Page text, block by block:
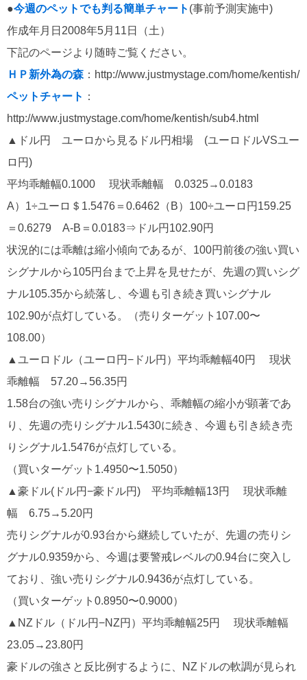
●今週のペットでも判る簡単チャート (事前予測実施中)
作成年月日2008年5月11日（土）
下記のページより随時ご覧ください。
ＨＰ新外為の森 ：http://www.justmystage.com/home/kentish/
ペットチャート ：
http://www.justmystage.com/home/kentish/sub4.html
▲ドル円 ユーロから見るドル円相場 (ユーロドルVSユー
ロ円)
平均乖離幅0.1000 現状乖離幅 0.0325→0.0183
A）1÷ユーロ＄1.5476＝0.6462（B）100÷ユーロ円159.25
＝0.6279 A-B＝0.0183⇒ドル円102.90円
状況的には乖離は縮小傾向であるが、100円前後の強い買い
シグナルから105円台まで上昇を見せたが、先週の買いシグ
ナル105.35から続落し、今週も引き続き買いシグナル
102.90が点灯している。（売りターゲット107.00〜
108.00）
▲ユーロドル（ユーロ円−ドル円）平均乖離幅40円 現状
乖離幅 57.20→56.35円
1.58台の強い売りシグナルから、乖離幅の縮小が顕著であ
り、先週の売りシグナル1.5430に続き、今週も引き続き売
りシグナル1.5476が点灯している。
（買いターゲット1.4950〜1.5050）
▲豪ドル(ドル円−豪ドル円) 平均乖離幅13円 現状乖離
幅 6.75→5.20円
売りシグナルが0.93台から継続していたが、先週の売りシ
グナル0.9359から、今週は要警戒レベルの0.94台に突入し
ており、強い売りシグナル0.9436が点灯している。
（買いターゲット0.8950〜0.9000）
▲NZドル（ドル円−NZ円）平均乖離幅25円 現状乖離幅
23.05→23.80円
豪ドルの強さと反比例するように、NZドルの軟調が見られ